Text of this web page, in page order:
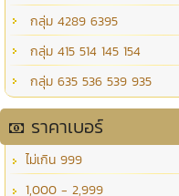
กลุ่ม 4289 6395
กลุ่ม 415 514 145 154
กลุ่ม 635 536 539 935
ราคาเบอร์
ไม่เกิน 999
1,000 - 2,999